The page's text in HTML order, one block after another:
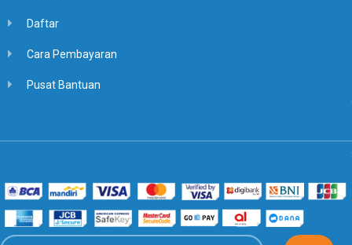
Daftar
Cara Pembayaran
Pusat Bantuan